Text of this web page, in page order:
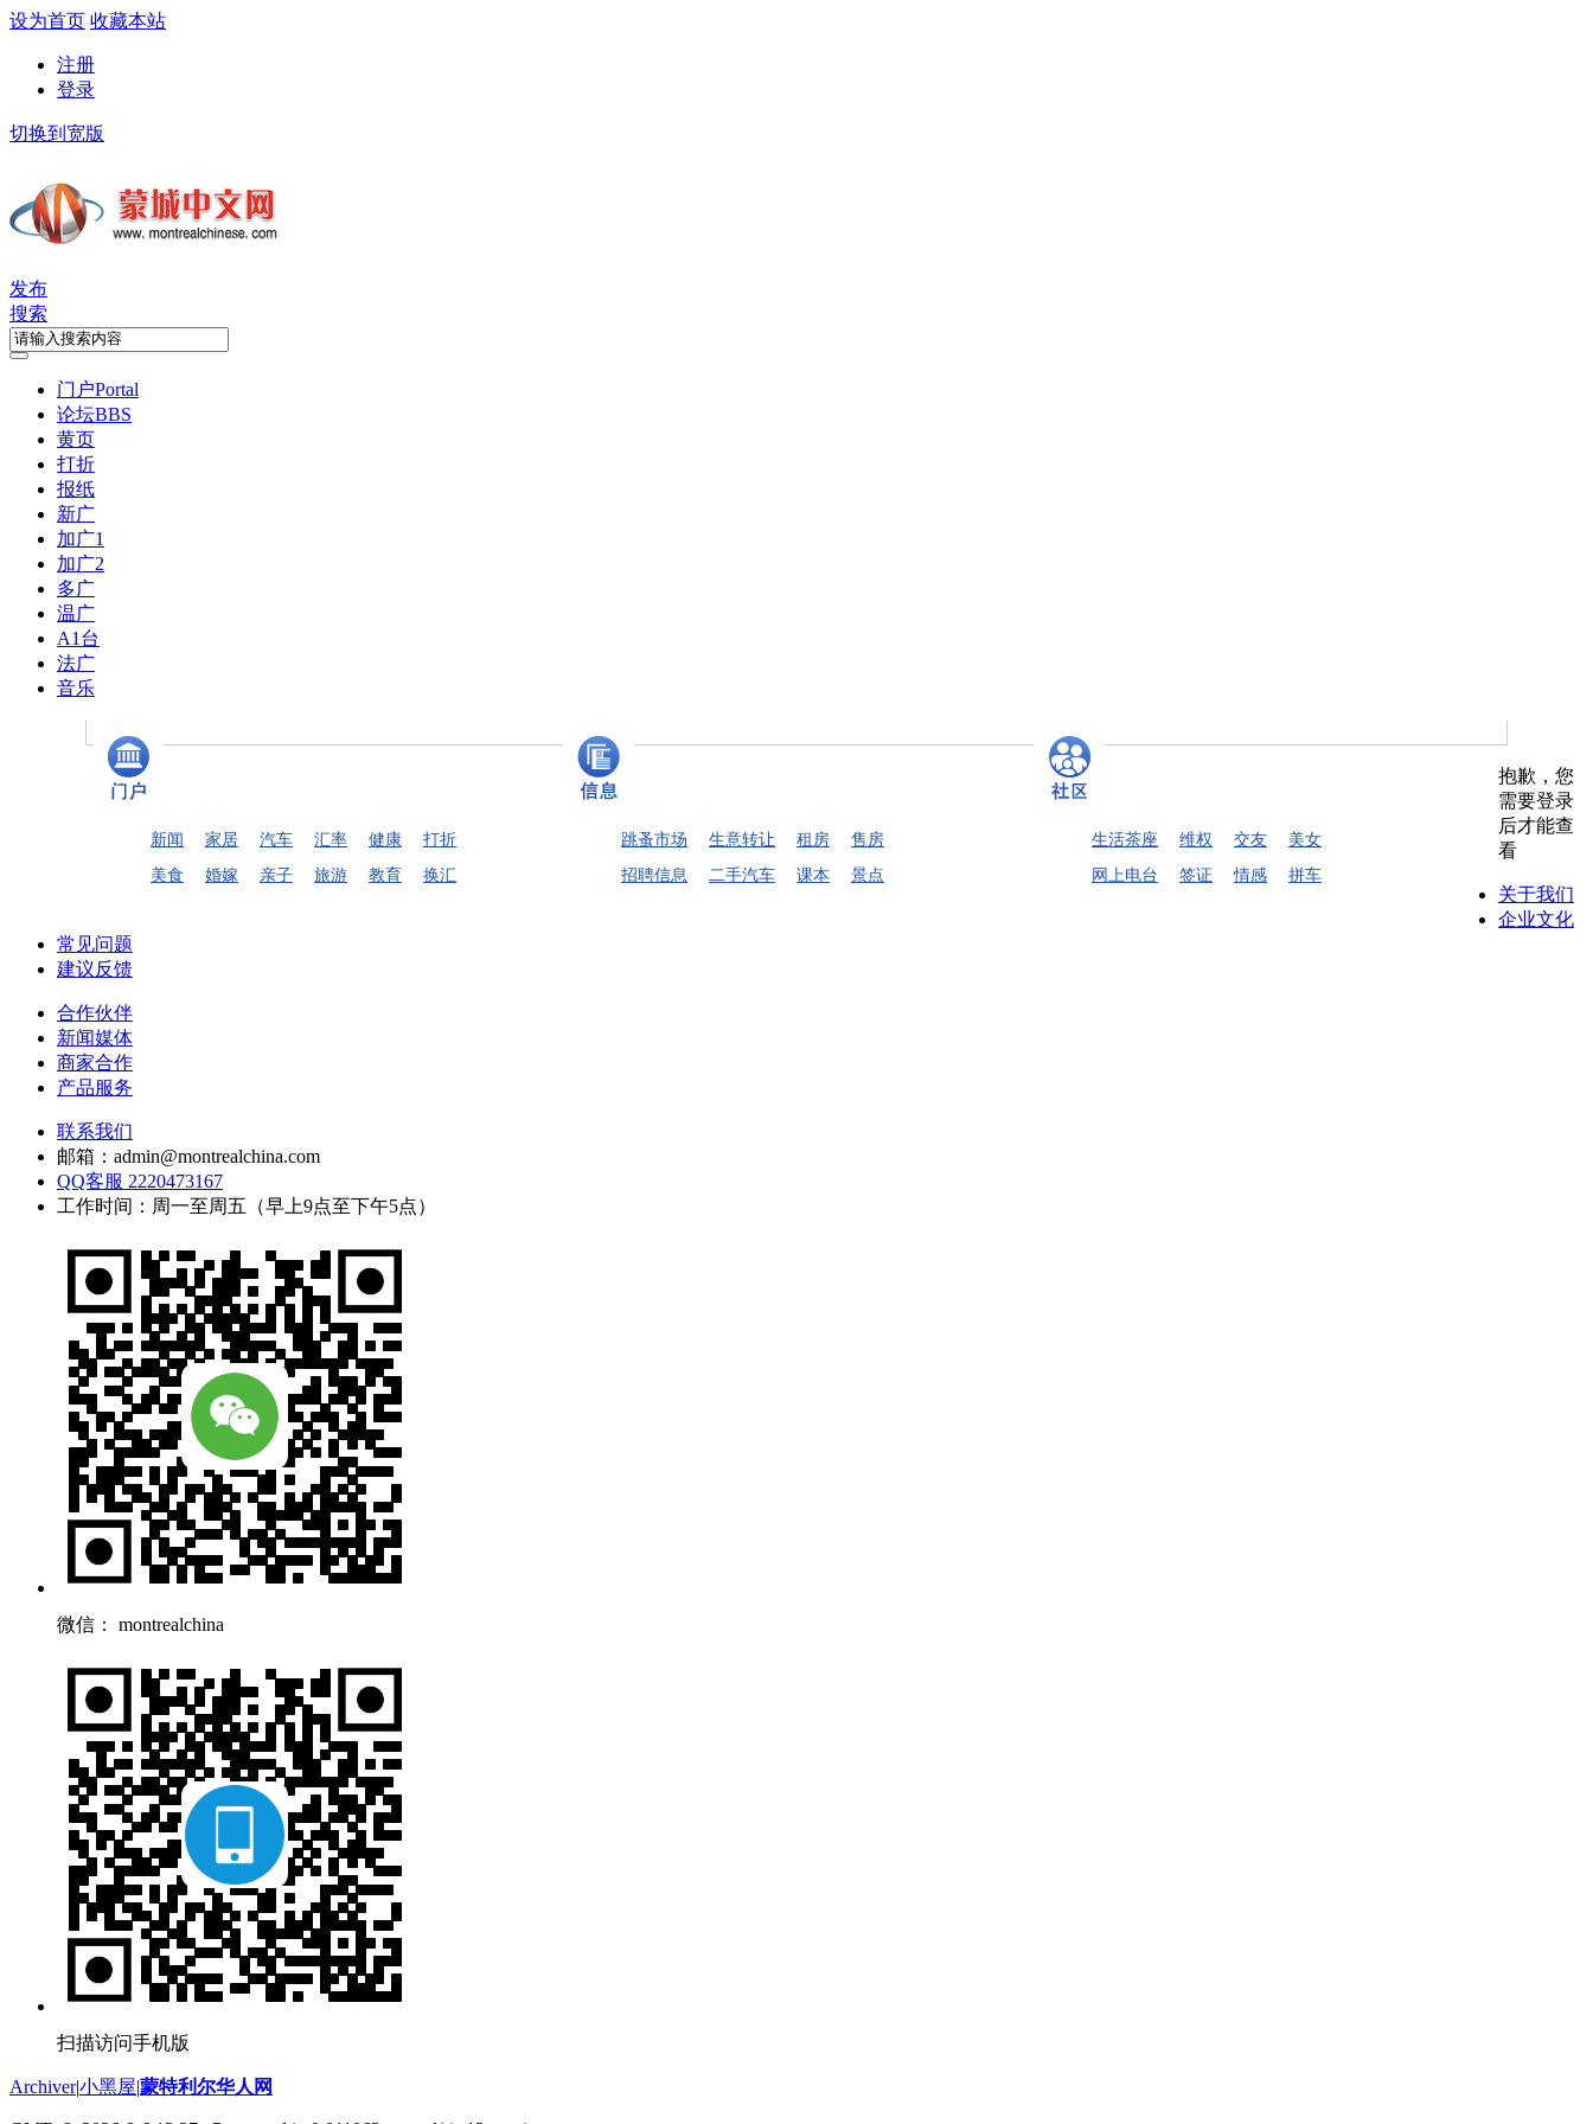
设为首页 收藏本站
注册
登录
切换到宽版
发布
搜索
门户Portal
论坛BBS
黄页
打折
报纸
新广
加广1
加广2
多广
温广
A1台
法广
音乐
新闻 家居 汽车 汇率 健康
打折
美食
婚嫁 亲子 旅游 教育 换汇
跳蚤市场 生意转让 租房
售房
招聘信息
二手汽车 课本 景点
生活茶座 维权 交友
美女
网上电台
签证 情感 拼车
抱歉，您
需要登录
后才能查
看
关于我们
企业文化
常见问题
建议反馈
合作伙伴
新闻媒体
商家合作
产品服务
联系我们
邮箱：admin@montrealchina.com
QQ客服 2220473167
工作时间：周一至周五（早上9点至下午5点）
微信： montrealchina
扫描访问手机版
Archiver|小黑屋|蒙特利尔华人网